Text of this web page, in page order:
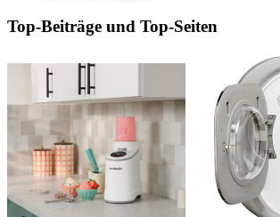
Top-Beiträge und Top-Seiten